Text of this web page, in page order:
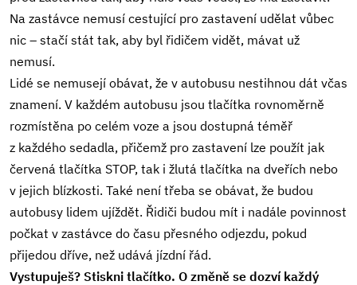
Na zastávce nemusí cestující pro zastavení udělat vůbec
nic – stačí stát tak, aby byl řidičem vidět, mávat už
nemusí.
Lidé se nemusejí obávat, že v autobusu nestihnou dát včas
znamení. V každém autobusu jsou tlačítka rovnoměrně
rozmístěna po celém voze a jsou dostupná téměř
z každého sedadla, přičemž pro zastavení lze použít jak
červená tlačítka STOP, tak i žlutá tlačítka na dveřích nebo
v jejich blízkosti. Také není třeba se obávat, že budou
autobusy lidem ujíždět. Řidiči budou mít i nadále povinnost
počkat v zastávce do času přesného odjezdu, pokud
přijedou dříve, než udává jízdní řád.
Vystupuješ? Stiskni tlačítko. O změně se dozví každý